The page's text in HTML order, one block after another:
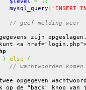
mysql_query ( "INSERT
// geef melding weer
zijn
<a
}
else
{
// wachtwoorden
opgegeven
op de "back" knop van